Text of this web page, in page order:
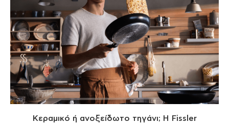
Κεραμικό ή ανοξείδωτο τηγάνι; Η Fissler